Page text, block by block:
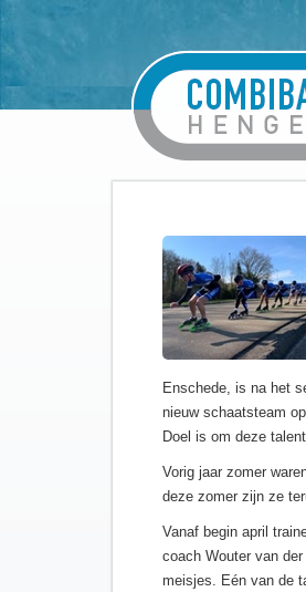
Enschede, is na het
nieuw schaatsteam
Doel is om deze
Vorig jaar zomer
deze zomer zijn ze
Vanaf begin april
coach Wouter van
meisjes. Eén van de